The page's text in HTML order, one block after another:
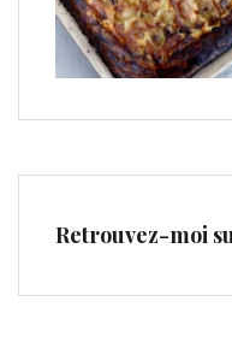
Retrouvez-moi